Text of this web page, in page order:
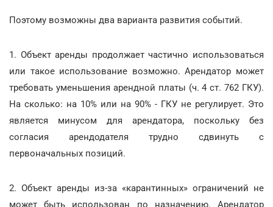
Поэтому возможны два варианта развития событий.
1. Объект аренды продолжает частично использоваться
или такое использование возможно. Арендатор может
требовать уменьшения арендной платы (ч. 4 ст. 762 ГКУ).
На сколько: на 10% или на 90% - ГКУ не регулирует. Это
является минусом для арендатора, поскольку без
согласия арендодателя трудно сдвинуть с
первоначальных позиций.
2. Объект аренды из-за «карантинных» ограничений не
может быть использован по назначению. Арендатор